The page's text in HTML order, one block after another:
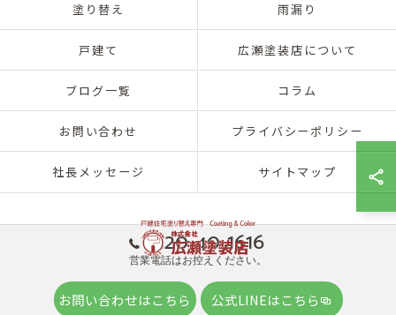
0120-40-1616
営業電話はお控えください。
お問い合わせはこちら 公式LINEはこちら
塗り替え 雨漏り
戸建て 広瀬塗装店について
ブログ一覧 コラム
お問い合わせ プライバシーポリシー
社長メッセージ サイトマップ
© 2026 兵庫県神戸市北区の外壁塗装は株式会社広瀬塗装店 ALL RIGHTS
RESERVED.